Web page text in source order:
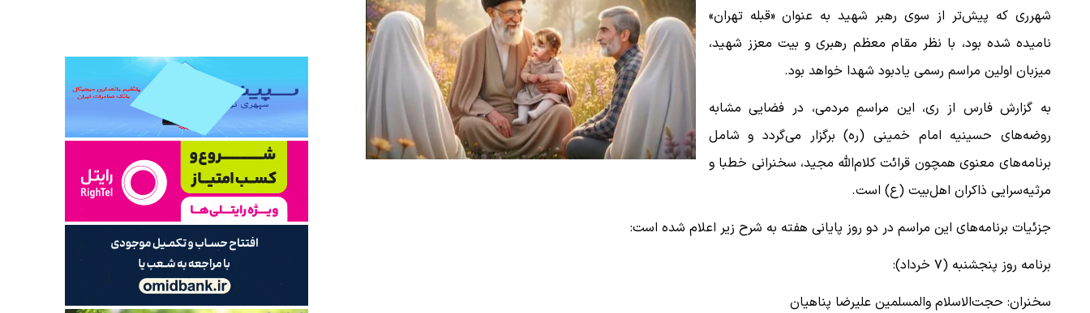
شهرری که پیش‌تر از سوی رهبر شهید به عنوان «قبله تهران»
نامیده شده بود، با نظر مقام معظم رهبری و بیت معزز شهید،
میزبان اولین مراسم رسمی یادبود شهدا خواهد بود.
به گزارش فارس از ری، ​این مراسمِ مردمی، در فضایی مشابه
روضه‌های حسینیه امام خمینی (ره) برگزار می‌گردد و شامل
برنامه‌های معنوی همچون قرائت کلام‌الله مجید، سخنرانی خطبا و
مرثیه‌سرایی ذاکران اهل‌بیت (ع) است.
​جزئیات برنامه‌های این مراسم در دو روز پایانی هفته به شرح زیر اعلام شده است:
​برنامه روز پنجشنبه (۷ خرداد):
​سخنران: حجت‌الاسلام والمسلمین علیرضا پناهیان